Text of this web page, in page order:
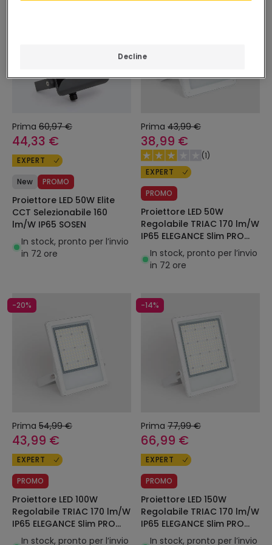
Prima 60,97 €
44,33 €
EXPERT
New PROMO
Proiettore LED 50W Elite
CCT Selezionabile 160
lm/W IP65 SOSEN
In stock, pronto per l’invio
in 72 ore
Prima 43,99 €
38,99 €
(1)
EXPERT
PROMO
Proiettore LED 50W
Regolabile TRIAC 170 lm/W
IP65 ELEGANCE Slim PRO
Bianco
In stock, pronto per l’invio
in 72 ore
-20%
Prima 54,99 €
43,99 €
EXPERT
PROMO
Proiettore LED 100W
Regolabile TRIAC 170 lm/W
IP65 ELEGANCE Slim PRO
Bianco
In stock, pronto per l’invio
-14%
Prima 77,99 €
66,99 €
EXPERT
PROMO
Proiettore LED 150W
Regolabile TRIAC 170 lm/W
IP65 ELEGANCE Slim PRO
Bianco
In stock, pronto per l’invio
Decline